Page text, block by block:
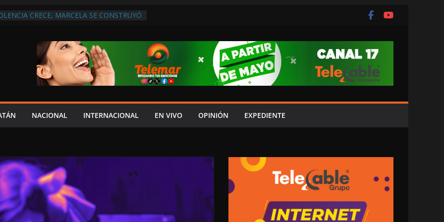
CRECE, MARCELA SE CONSTRUYÓ
EMPLEOS
NO PAGA A PROVEEDORES, PEMEX LA
QUE HAY UN PROYECTO PARA
CULTURAL MULTIFUNCIONAL EN EL
AUTORIZACIÓN MÉDICA PARA FIJAR
RESPONSABLE DEL ACCIDENTE
NACIONAL INTERNACIONAL EN VIVO OPINIÓN EXPEDIENTE